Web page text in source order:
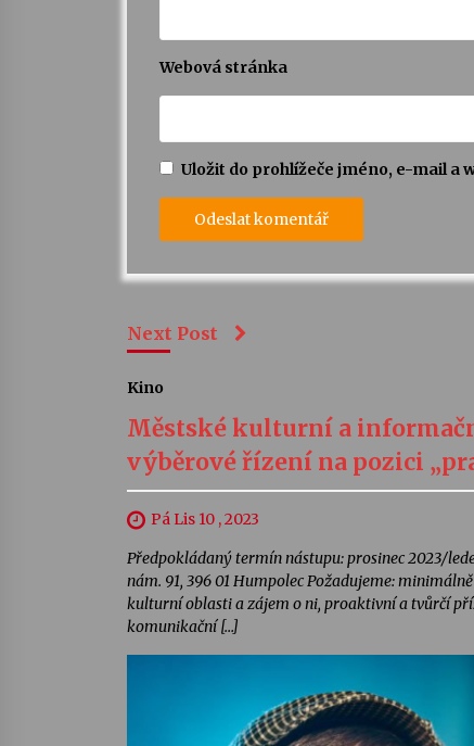
Webová stránka
Uložit do prohlížeče jméno, e-mail a
Next Post
Kino
Městské kulturní a
výběrové řízení na pozici
Pá Lis 10 , 2023
Předpokládaný termín nástupu: prosinec 2023/
nám. 91, 396 01 Humpolec Požadujeme:
kulturní oblasti a zájem o ni, proaktivní a tvůrčí
komunikační […]